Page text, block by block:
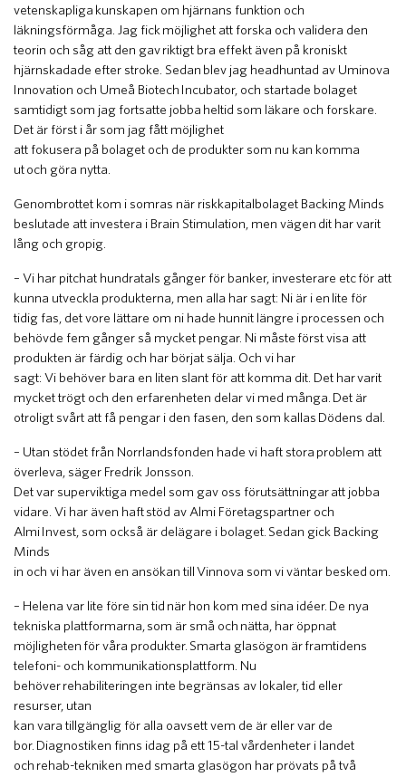
vetenskapliga kunskapen om hjärnans funktion och
läkningsförmåga. Jag fick möjlighet att forska och validera den
teorin och såg att den gav riktigt bra effekt även på kroniskt
hjärnskadade efter stroke. Sedan blev jag headhuntad av Uminova
Innovation och Umeå Biotech Incubator, och startade bolaget
samtidigt som jag fortsatte jobba heltid som läkare och forskare.
Det är först i år som jag fått möjlighet
att fokusera på bolaget och de produkter som nu kan komma
ut och göra nytta.
Genombrottet kom i somras när riskkapitalbolaget Backing Minds
beslutade att investera i Brain Stimulation, men vägen dit har varit
lång och gropig.
– Vi har pitchat hundratals gånger för banker, investerare etc för att
kunna utveckla produkterna, men alla har sagt: Ni är i en lite för
tidig fas, det vore lättare om ni hade hunnit längre i processen och
behövde fem gånger så mycket pengar. Ni måste först visa att
produkten är färdig och har börjat sälja. Och vi har
sagt: Vi behöver bara en liten slant för att komma dit. Det har varit
mycket trögt och den erfarenheten delar vi med många. Det är
otroligt svårt att få pengar i den fasen, den som kallas Dödens dal.
– Utan stödet från Norrlandsfonden hade vi haft stora problem att
överleva, säger Fredrik Jonsson.
Det var superviktiga medel som gav oss förutsättningar att jobba
vidare. Vi har även haft stöd av Almi Företagspartner och
Almi Invest, som också är delägare i bolaget. Sedan gick Backing
Minds
in och vi har även en ansökan till Vinnova som vi väntar besked om.
– Helena var lite före sin tid när hon kom med sina idéer. De nya
tekniska plattformarna, som är små och nätta, har öppnat
möjligheten för våra produkter. Smarta glasögon är framtidens
telefoni- och kommunikationsplattform. Nu
behöver rehabiliteringen inte begränsas av lokaler, tid eller
resurser, utan
kan vara tillgänglig för alla oavsett vem de är eller var de
bor. Diagnostiken finns idag på ett 15-tal vårdenheter i landet
och rehab-tekniken med smarta glasögon har prövats på två